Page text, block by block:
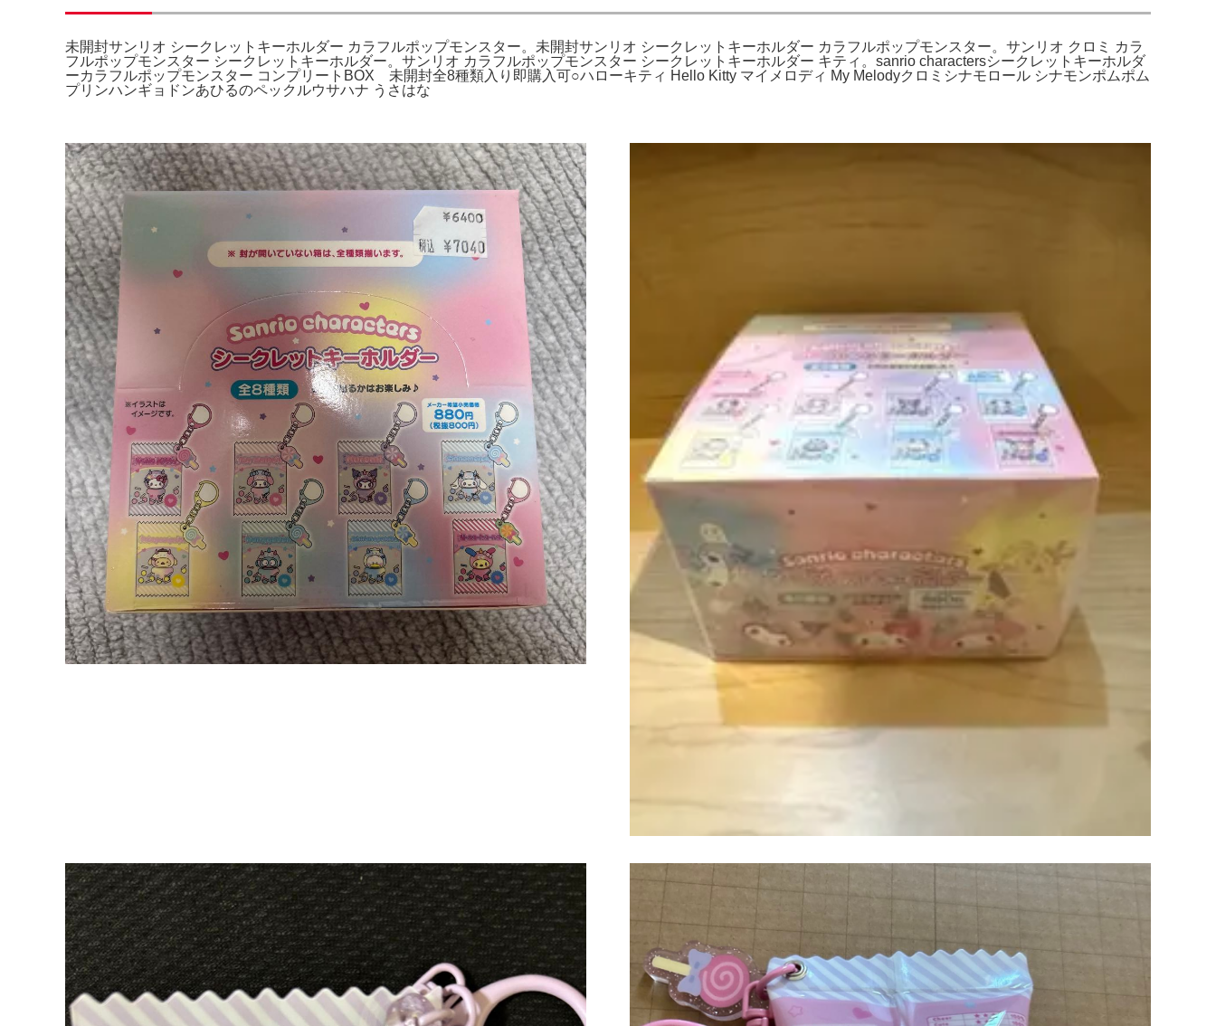
未開封サンリオ シークレットキーホルダー カラフルポップモンスター。未開封サンリオ シークレットキーホルダー カラフルポップモンスター。サンリオ クロミ カラ
フルポップモンスター シークレットキーホルダー。サンリオ カラフルポップモンスター シークレットキーホルダー キティ。sanrio charactersシークレットキーホルダ
ーカラフルポップモンスター コンプリートBOX 未開封全8種類入り即購入可○ハローキティ Hello Kitty マイメロディ My Melodyクロミシナモロール シナモンポムポム
プリンハンギョドンあひるのペックルウサハナ うさはな